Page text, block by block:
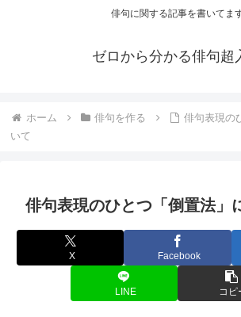
俳句に関する記事を書いてま
ゼロから分かる俳句超
ホーム 俳句を作る
俳句表現の
いて
俳句表現のひとつ「倒置法」
X Facebook
LINE コピ